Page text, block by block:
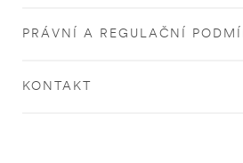
PRÁVNÍ A REGULAČNÍ
KONTAKT